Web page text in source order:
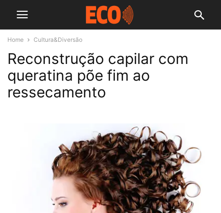
Home Cultura&Diversão
Reconstrução capilar com
queratina põe fim ao
ressecamento